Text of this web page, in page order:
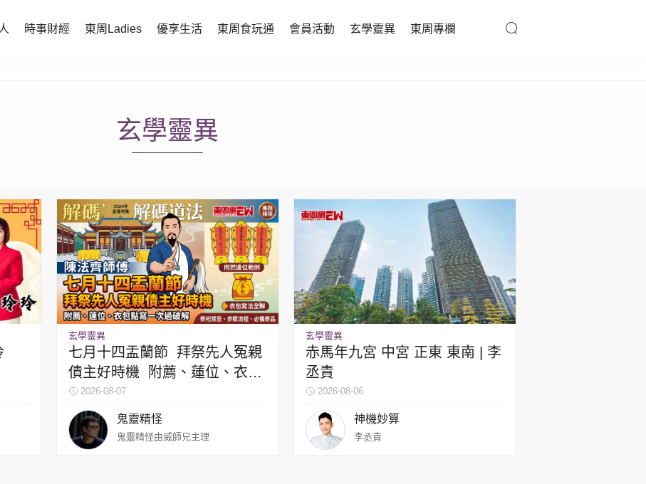
時事財經 東周Ladies 優享生活 東周食玩通 會員活動 玄學靈異 東周專欄
時尚生活
員活動
周JETSO
玄學靈異
東勝運程
智富天下 李居明
神機妙算 李丞責
緣來有理 麥玲玲
鬼靈精怪 威師兄
東周專欄
娛樂名人
文化藝術
時政財經
健康生活
玄學靈異
玄學靈異
七月十四盂蘭節 拜祭先人冤親
債主好時機 附薦、蓮位、衣包
點寫一次過破解
2026-08-07
鬼靈精怪
鬼靈精怪由威師兄主理
玄學靈異
赤馬年九宮 中宮 正東 東南 | 李
丞責
2026-08-06
神機妙算
李丞責